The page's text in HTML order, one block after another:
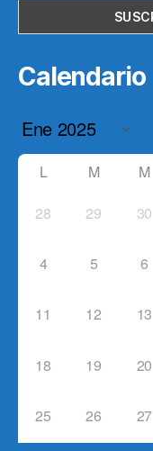
Calendario
L M M
28 29 30
4 5 6
11 12 13
18 19 20
25 26 27